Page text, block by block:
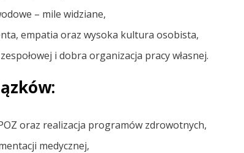
– mile widziane,
empatia oraz wysoka kultura osobista,
i dobra organizacja pracy własnej.
oraz realizacja programów zdrowotnych,
medycznej,